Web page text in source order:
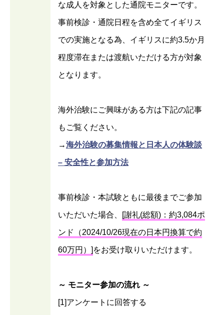
な成人を対象とした通院モニターです。
事前検診・通院日程を含め全てイギリス
での実施となる為、イギリスに約3.5か月
程度滞在または渡航いただける方が対象
となります。
海外治験にご興味がある方は下記の記事
もご覧ください。
→海外治験の募集情報と日本人の体験談
– 安全性と参加方法
事前検診・本試験ともに最後までご参加
いただいた場合、 [謝礼(総額)：約3,084ポ
ンド（2024/10/26現在の日本円換算で約
60万円）] をお受け取りいただけます。
～ モニター参加の流れ ～
[1]アンケートに回答する